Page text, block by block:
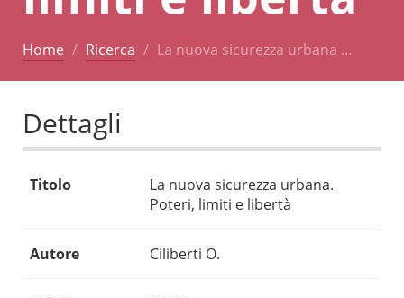
Home Ricerca La nuova sicurezza urbana …
Dettagli
Titolo
La nuova sicurezza urbana.
Poteri, limiti e libertà
Autore Ciliberti O.